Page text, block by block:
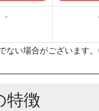
-
ない場合がございます
特徴